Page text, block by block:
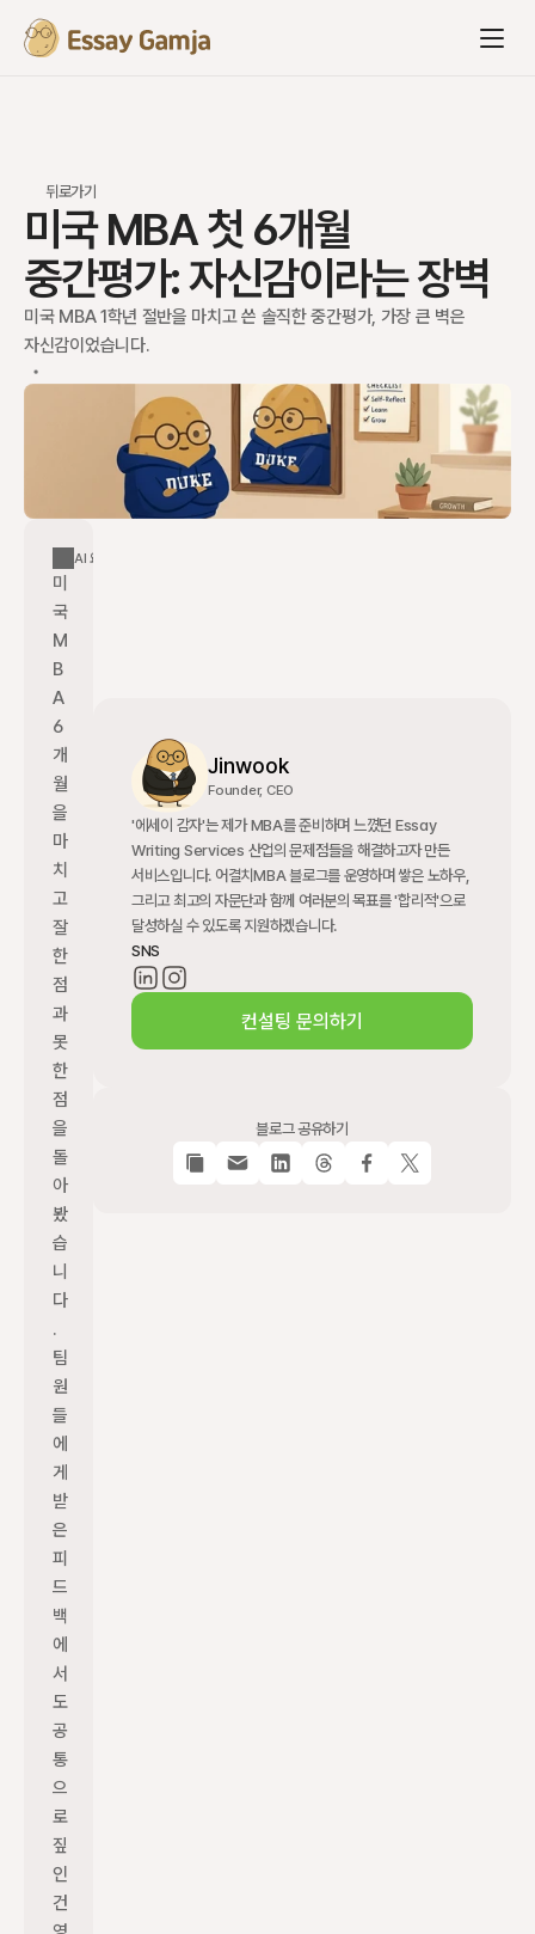
뒤로가기
미국 MBA 첫 6개월
중간평가: 자신감이라는 장벽
미국 MBA 1학년 절반을 마치고 쓴 솔직한 중간평가, 가장 큰 벽은
자신감이었습니다.
AI 요약
미
국
M
B
A
6
개
월
을
마
치
고
잘
한
점
과
못
한
점
을
돌
아
봤
습
니
다
.
팀
원
들
에
게
받
은
피
드
백
에
서
도
공
통
으
로
짚
인
건
Jinwook
Founder, CEO
'에세이 감자'는 제가 MBA를 준비하며 느꼈던 Essay
Writing Services 산업의 문제점들을 해결하고자 만든
서비스입니다. 어결치MBA 블로그를 운영하며 쌓은 노하우,
그리고 최고의 자문단과 함께 여러분의 목표를 '합리적'으로
달성하실 수 있도록 지원하겠습니다.
SNS
컨설팅 문의하기
블로그 공유하기